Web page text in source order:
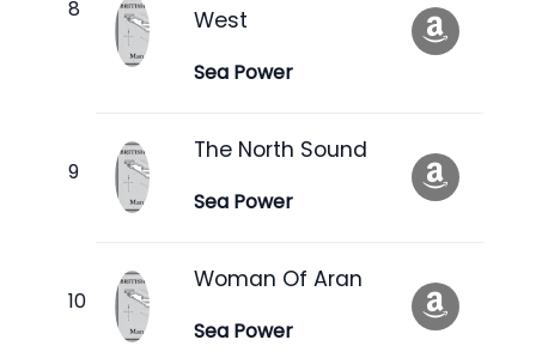
West
Sea Power
The North Sound
Sea Power
Woman Of Aran
Sea Power